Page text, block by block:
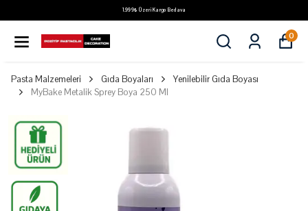
1.999₺ Üzeri Kargo Bedava
0
Pasta Malzemeleri Gıda Boyaları
Yenilebilir Gıda Boyası
MyBake Metalik Sprey Boya 250 Ml